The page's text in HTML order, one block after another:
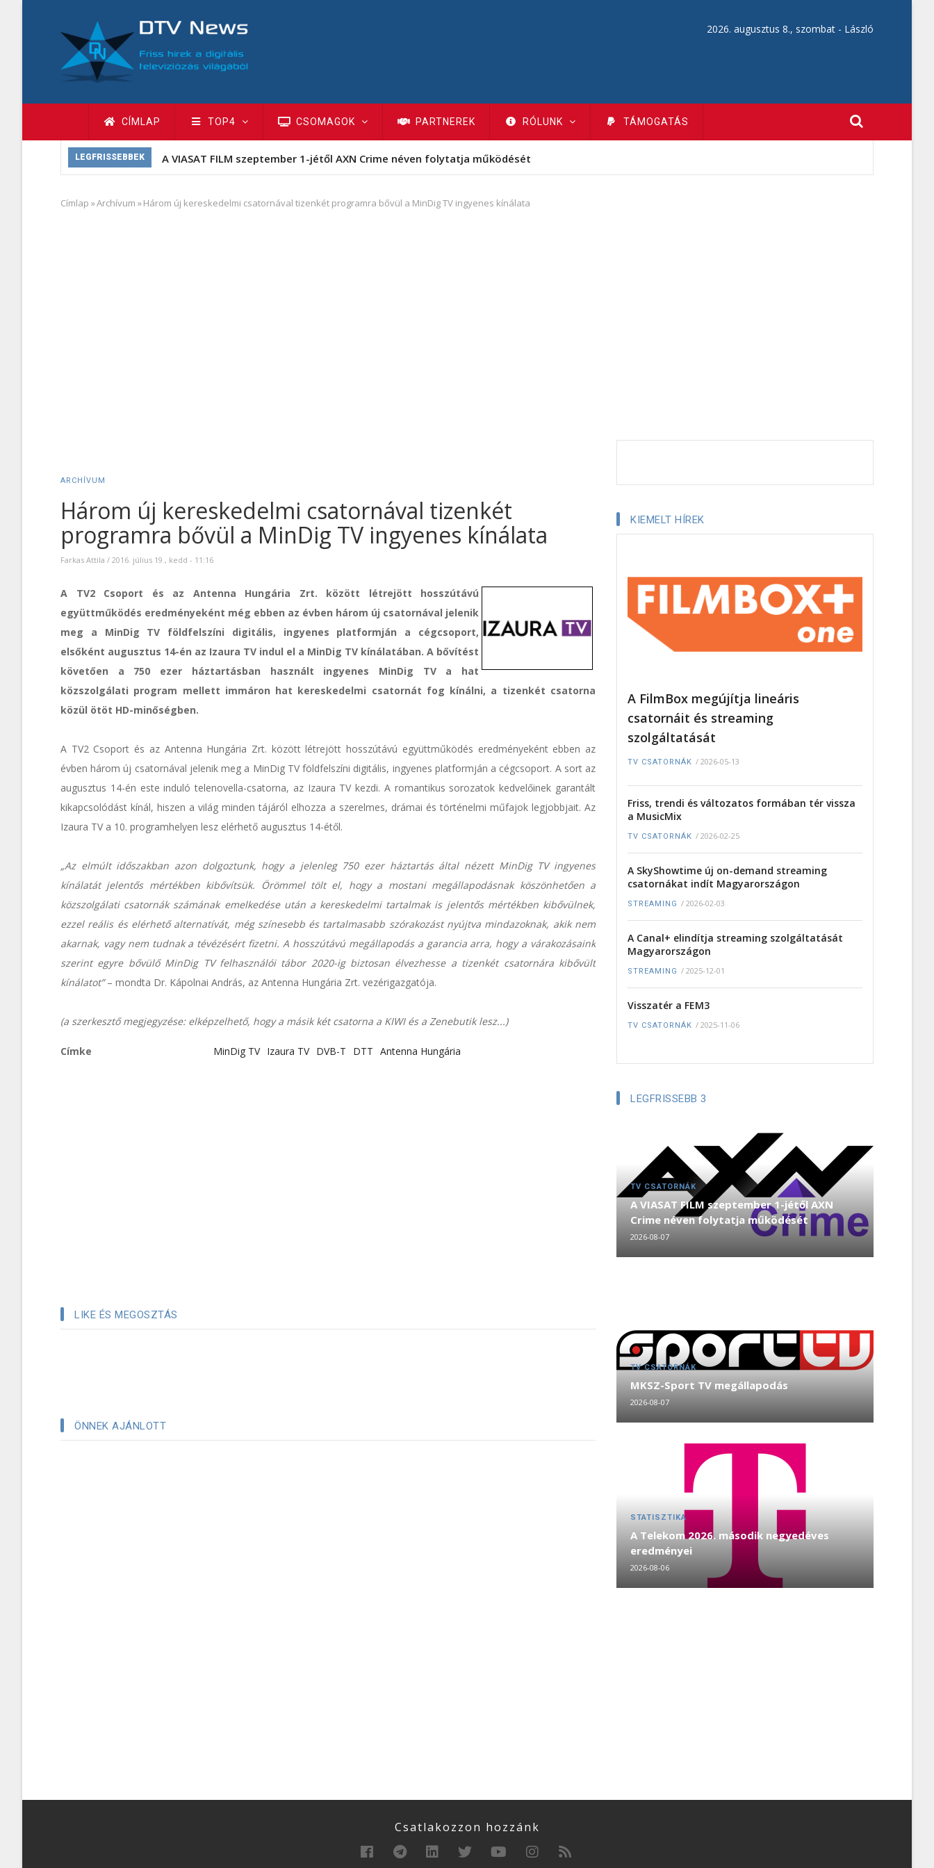
tartalomra
2026. augusztus 8., szombat - László
Fő
navigáció
CÍMLAP TOP4 CSOMAGOK PARTNEREK RÓLUNK TÁMOGATÁS
LEGFRISSEBBEK A VIASAT FILM szeptember 1-jétől AXN Crime néven folytatja működését
Morzsa
Címlap »Archívum »Három új kereskedelmi csatornával tizenkét programra bővül a MinDig TV ingyenes kínálata
ARCHÍVUM
Három új kereskedelmi csatornával tizenkét
programra bővül a MinDig TV ingyenes kínálata
Farkas Attila / 2016. július 19., kedd - 11:16
A TV2 Csoport és az Antenna Hungária Zrt. között létrejött hosszútávú
együttműködés eredményeként még ebben az évben három új csatornával jelenik
meg a MinDig TV földfelszíni digitális, ingyenes platformján a cégcsoport,
elsőként augusztus 14-én az Izaura TV indul el a MinDig TV kínálatában. A bővítést
követően a 750 ezer háztartásban használt ingyenes MinDig TV a hat
közszolgálati program mellett immáron hat kereskedelmi csatornát fog kínálni, a tizenkét csatorna
közül ötöt HD-minőségben.
A TV2 Csoport és az Antenna Hungária Zrt. között létrejött hosszútávú együttműködés eredményeként ebben az
évben három új csatornával jelenik meg a MinDig TV földfelszíni digitális, ingyenes platformján a cégcsoport. A sort az
augusztus 14-én este induló telenovella-csatorna, az Izaura TV kezdi. A romantikus sorozatok kedvelőinek garantált
kikapcsolódást kínál, hiszen a világ minden tájáról elhozza a szerelmes, drámai és történelmi műfajok legjobbjait. Az
Izaura TV a 10. programhelyen lesz elérhető augusztus 14-étől.
„Az elmúlt időszakban azon dolgoztunk, hogy a jelenleg 750 ezer háztartás által nézett MinDig TV ingyenes
kínálatát jelentős mértékben kibővítsük. Örömmel tölt el, hogy a mostani megállapodásnak köszönhetően a
közszolgálati csatornák számának emelkedése után a kereskedelmi tartalmak is jelentős mértékben kibővülnek,
ezzel reális és elérhető alternatívát, még színesebb és tartalmasabb szórakozást nyújtva mindazoknak, akik nem
akarnak, vagy nem tudnak a tévézésért fizetni. A hosszútávú megállapodás a garancia arra, hogy a várakozásaink
szerint egyre bővülő MinDig TV felhasználói tábor 2020-ig biztosan élvezhesse a tizenkét csatornára kibővült
kínálatot”– mondta Dr. Kápolnai András, az Antenna Hungária Zrt. vezérigazgatója.
(a szerkesztő megjegyzése: elképzelhető, hogy a másik két csatorna a KIWI és a Zenebutik lesz...)
Címke MinDig TV Izaura TV DVB-T DTT Antenna Hungária
LIKE ÉS MEGOSZTÁS
ÖNNEK AJÁNLOTT
KIEMELT HÍREK
A FilmBox megújítja lineáris
csatornáit és streaming
szolgáltatását
TV CSATORNÁK / 2026-05-13
Friss, trendi és változatos formában tér vissza
a MusicMix
TV CSATORNÁK / 2026-02-25
A SkyShowtime új on-demand streaming
csatornákat indít Magyarországon
STREAMING / 2026-02-03
A Canal+ elindítja streaming szolgáltatását
Magyarországon
STREAMING / 2025-12-01
Visszatér a FEM3
TV CSATORNÁK / 2025-11-06
LEGFRISSEBB 3
TV CSATORNÁK
A VIASAT FILM szeptember 1-jétől AXN
Crime néven folytatja működését
2026-08-07
TV CSATORNÁK
MKSZ-Sport TV megállapodás
2026-08-07
STATISZTIKA
A Telekom 2026. második negyedéves
eredményei
2026-08-06
Csatlakozzon hozzánk